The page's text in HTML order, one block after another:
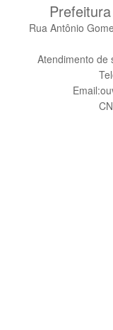
Rua Antônio
Atendimento de